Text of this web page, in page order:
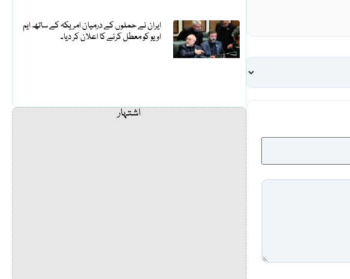
ایران نے حملوں کے درمیان امریکہ کے ساتھ ایم
او یو کو معطل کرنے کا اعلان کر دیا۔
اشتہار